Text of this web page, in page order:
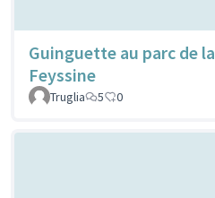
Guinguette au parc de la
Feyssine
Truglia
5 0